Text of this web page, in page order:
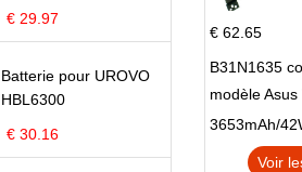
€ 29.97
Batterie pour UROVO
HBL6300
€ 30.16
€ 62.65
B31N1635
modèle
X705NC
X705UN
Voir